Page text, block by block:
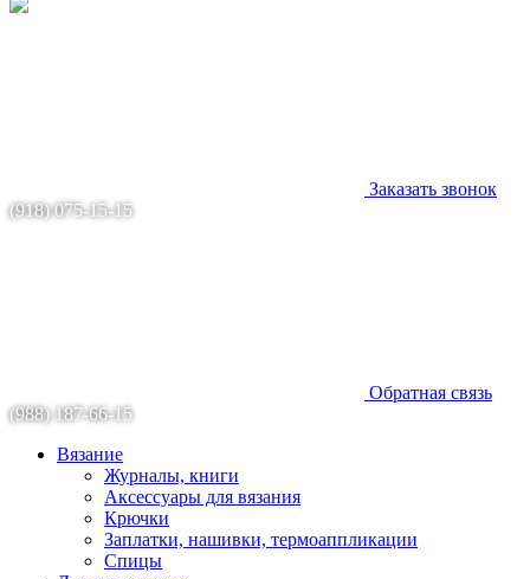
Заказать звонок
(918) 075-15-15
Обратная связь
(988) 187-66-15
Вязание
Журналы, книги
Аксессуары для вязания
Крючки
Заплатки, нашивки, термоаппликации
Спицы